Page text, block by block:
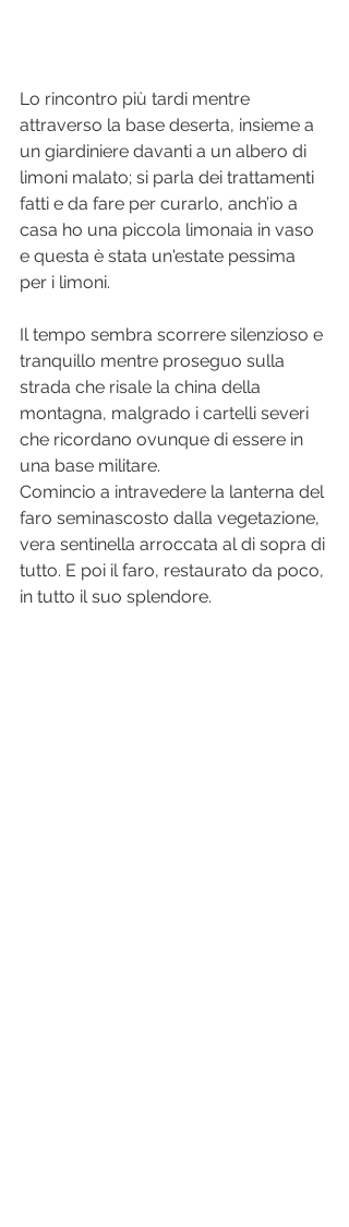
Lo rincontro più tardi mentre
attraverso la base deserta, insieme a
un giardiniere davanti a un albero di
limoni malato; si parla dei trattamenti
fatti e da fare per curarlo, anch’io a
casa ho una piccola limonaia in vaso
e questa è stata un'estate pessima
per i limoni.
Il tempo sembra scorrere silenzioso e
tranquillo mentre proseguo sulla
strada che risale la china della
montagna, malgrado i cartelli severi
che ricordano ovunque di essere in
una base militare.
Comincio a intravedere la lanterna del
faro seminascosto dalla vegetazione,
vera sentinella arroccata al di sopra di
tutto. E poi il faro, restaurato da poco,
in tutto il suo splendore.